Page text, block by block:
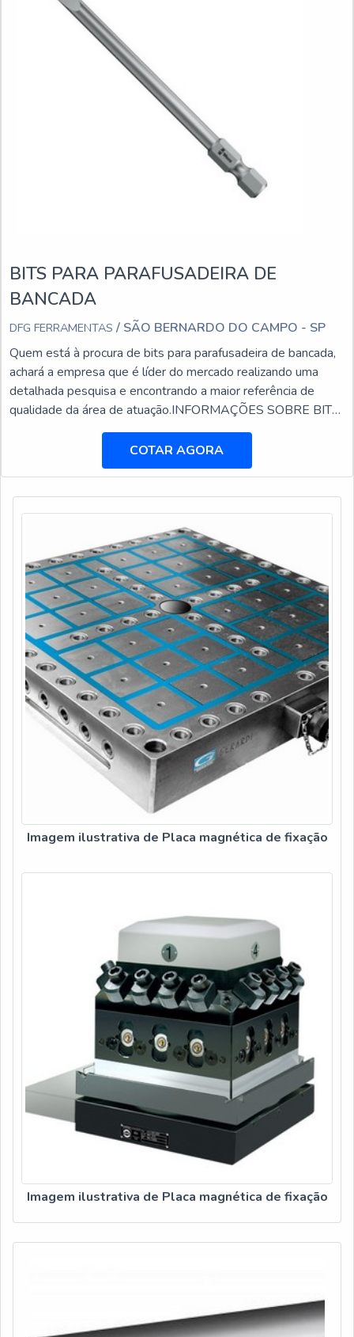
BITS PARA PARAFUSADEIRA DE
BANCADA
DFG FERRAMENTAS / SÃO BERNARDO DO CAMPO - SP
Quem está à procura de bits para parafusadeira de bancada,
achará a empresa que é líder do mercado realizando uma
detalhada pesquisa e encontrando a maior referência de
qualidade da área de atuação.INFORMAÇÕES SOBRE BITS
PARA PARAFUSADEIRA DE BANCADAQuem busca por
bits para parafusadeira de bancada em uma empresa
responsável, encontra na DFG Ferramentas. Na companhia
COTAR AGORA
Imagem ilustrativa de Placa magnética de fixação
Imagem ilustrativa de Placa magnética de fixação